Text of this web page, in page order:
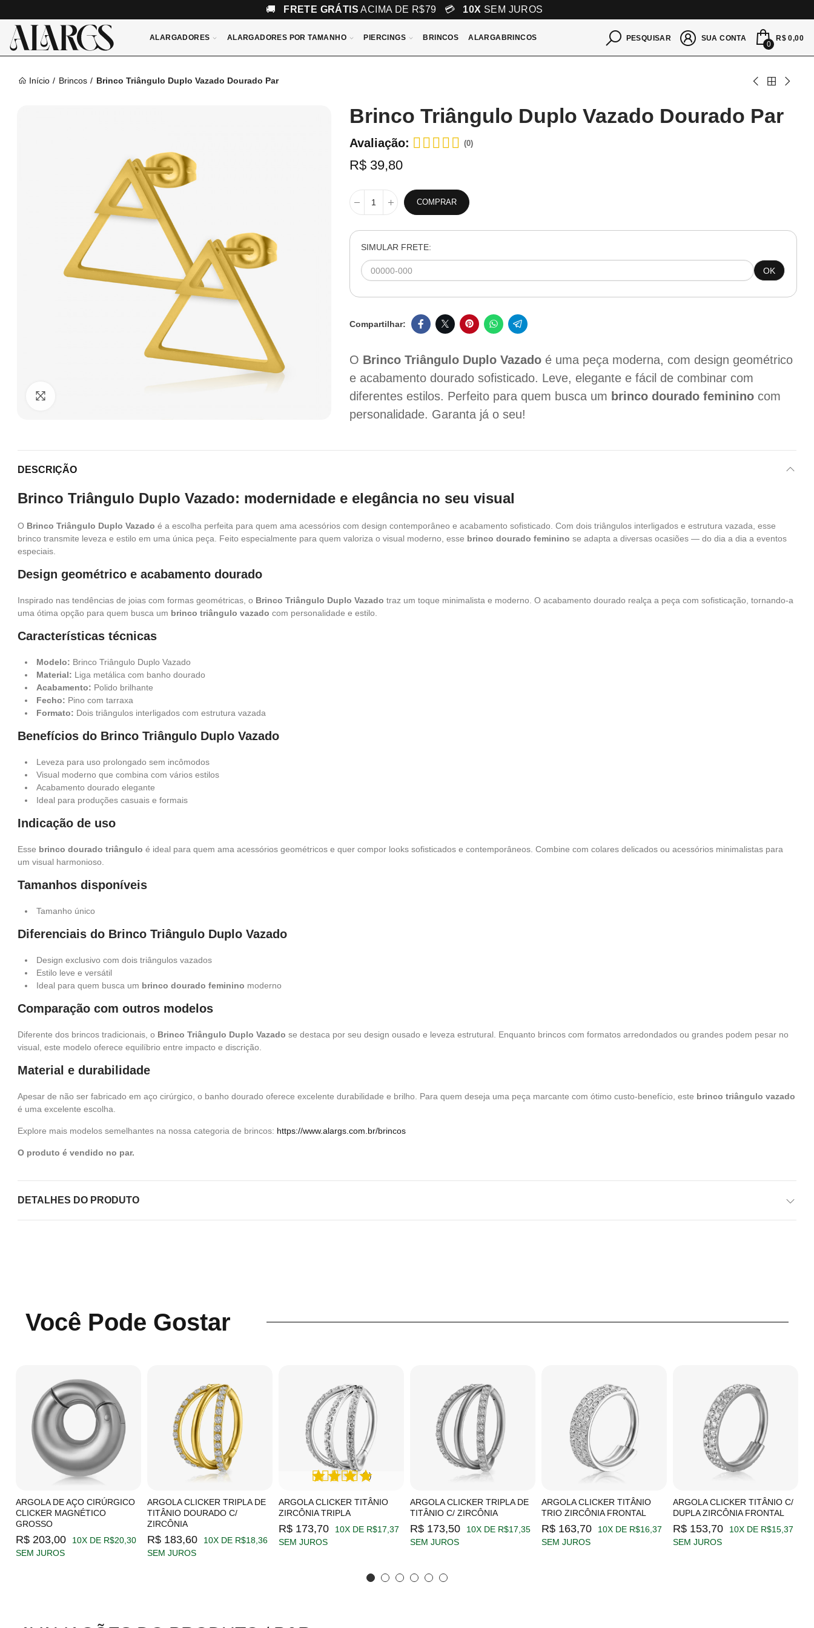
🚚 FRETE GRÁTIS ACIMA DE R$79 💳 10X SEM JUROS
ALARGADORES ALARGADORES POR TAMANHO PIERCINGS BRINCOS ALARGABRINCOS PESQUISAR SUA CONTA
0
R$ 0,00
Início Brincos Brinco Triângulo Duplo Vazado Dourado Par
Brinco Triângulo Duplo Vazado Dourado Par
Avaliação: (0)
R$ 39,80
COMPRAR
SIMULAR FRETE:
OK
O Brinco Triângulo Duplo Vazado é uma peça moderna, com design geométrico
e acabamento dourado sofisticado. Leve, elegante e fácil de combinar com
diferentes estilos. Perfeito para quem busca um brinco dourado feminino com
personalidade. Garanta já o seu!
DESCRIÇÃO
Brinco Triângulo Duplo Vazado: modernidade e elegância no seu visual
O Brinco Triângulo Duplo Vazado é a escolha perfeita para quem ama acessórios com design contemporâneo e acabamento sofisticado. Com dois triângulos interligados e estrutura vazada, esse
brinco transmite leveza e estilo em uma única peça. Feito especialmente para quem valoriza o visual moderno, esse brinco dourado feminino se adapta a diversas ocasiões — do dia a dia a eventos
especiais.
Design geométrico e acabamento dourado
Inspirado nas tendências de joias com formas geométricas, o Brinco Triângulo Duplo Vazado traz um toque minimalista e moderno. O acabamento dourado realça a peça com sofisticação, tornando-a
uma ótima opção para quem busca um brinco triângulo vazado com personalidade e estilo.
Características técnicas
Modelo: Brinco Triângulo Duplo Vazado
Material: Liga metálica com banho dourado
Acabamento: Polido brilhante
Fecho: Pino com tarraxa
Formato: Dois triângulos interligados com estrutura vazada
Benefícios do Brinco Triângulo Duplo Vazado
Leveza para uso prolongado sem incômodos
Visual moderno que combina com vários estilos
Acabamento dourado elegante
Ideal para produções casuais e formais
Indicação de uso
Esse brinco dourado triângulo é ideal para quem ama acessórios geométricos e quer compor looks sofisticados e contemporâneos. Combine com colares delicados ou acessórios minimalistas para
um visual harmonioso.
Tamanhos disponíveis
Tamanho único
Diferenciais do Brinco Triângulo Duplo Vazado
Design exclusivo com dois triângulos vazados
Estilo leve e versátil
Ideal para quem busca um brinco dourado feminino moderno
Comparação com outros modelos
Diferente dos brincos tradicionais, o Brinco Triângulo Duplo Vazado se destaca por seu design ousado e leveza estrutural. Enquanto brincos com formatos arredondados ou grandes podem pesar no
visual, este modelo oferece equilíbrio entre impacto e discrição.
Material e durabilidade
Apesar de não ser fabricado em aço cirúrgico, o banho dourado oferece excelente durabilidade e brilho. Para quem deseja uma peça marcante com ótimo custo-benefício, este brinco triângulo vazado
é uma excelente escolha.
Explore mais modelos semelhantes na nossa categoria de brincos: https://www.alargs.com.br/brincos
O produto é vendido no par.
DETALHES DO PRODUTO
Você Pode Gostar
ARGOLA DE AÇO CIRÚRGICO
CLICKER MAGNÉTICO
GROSSO
R$ 203,00
10X DE R$20,30
SEM JUROS
ARGOLA CLICKER TRIPLA DE
TITÂNIO DOURADO C/
ZIRCÔNIA
R$ 183,60
10X DE R$18,36
SEM JUROS
ARGOLA CLICKER TITÂNIO
ZIRCÔNIA TRIPLA
(1)
R$ 173,70
10X DE R$17,37
SEM JUROS
ARGOLA CLICKER TRIPLA DE
TITÂNIO C/ ZIRCÔNIA
R$ 173,50
10X DE R$17,35
SEM JUROS
ARGOLA CLICKER TITÂNIO
TRIO ZIRCÔNIA FRONTAL
R$ 163,70
10X DE R$16,37
SEM JUROS
ARGOLA CLICKER TITÂNIO C/
DUPLA ZIRCÔNIA FRONTAL
R$ 153,70
10X DE R$15,37
SEM JUROS